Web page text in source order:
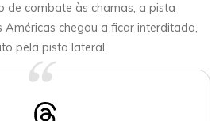
de combate às chamas, a pista
chegou a ficar interditada,
pela pista lateral.